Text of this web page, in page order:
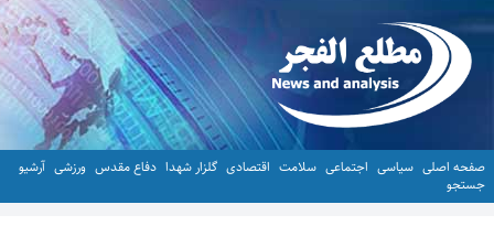
صفحه اصلی سیاسی اجتماعی سلامت اقتصادی گلزار شهدا دفاع مقدس ورزشی آرشیو
جستجو